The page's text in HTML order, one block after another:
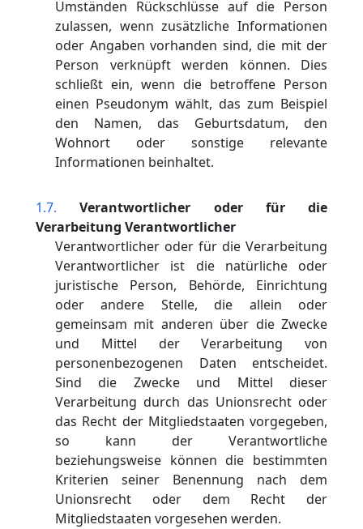
Umständen Rückschlüsse auf die Person
zulassen, wenn zusätzliche Informationen
oder Angaben vorhanden sind, die mit der
Person verknüpft werden können. Dies
schließt ein, wenn die betroffene Person
einen Pseudonym wählt, das zum Beispiel
den Namen, das Geburtsdatum, den
Wohnort oder sonstige relevante
Informationen beinhaltet.
Verantwortlicher oder für die
Verarbeitung Verantwortlicher
Verantwortlicher oder für die Verarbeitung
Verantwortlicher ist die natürliche oder
juristische Person, Behörde, Einrichtung
oder andere Stelle, die allein oder
gemeinsam mit anderen über die Zwecke
und Mittel der Verarbeitung von
personenbezogenen Daten entscheidet.
Sind die Zwecke und Mittel dieser
Verarbeitung durch das Unionsrecht oder
das Recht der Mitgliedstaaten vorgegeben,
so kann der Verantwortliche
beziehungsweise können die bestimmten
Kriterien seiner Benennung nach dem
Unionsrecht oder dem Recht der
Mitgliedstaaten vorgesehen werden.